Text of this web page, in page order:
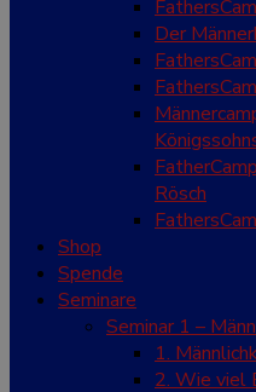
Der
Rösch
Shop
Spende
Seminare
Seminar 1 –
1.
2. Wie viel